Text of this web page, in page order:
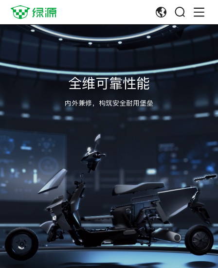
全维可靠性能
内外兼修，构筑安全耐用堡垒